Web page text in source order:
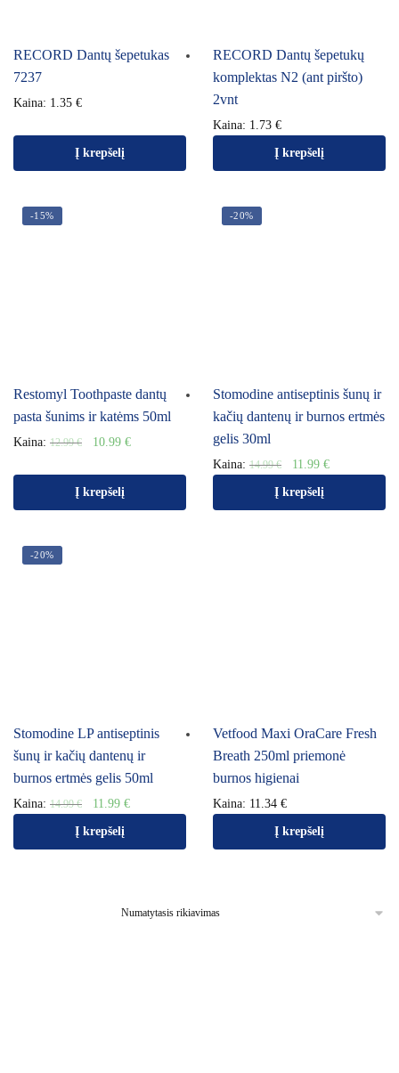
RECORD Dantų šepetukas
7237
Kaina: 1.35 €
Į krepšelį
RECORD Dantų šepetukų
komplektas N2 (ant piršto)
2vnt
Kaina: 1.73 €
Į krepšelį
-15%
Restomyl Toothpaste dantų
pasta šunims ir katėms 50ml
Kaina: 12.99€ 10.99 €
Į krepšelį
-20%
Stomodine antiseptinis šunų ir
kačių dantenų ir burnos ertmės
gelis 30ml
Kaina: 14.99€ 11.99 €
Į krepšelį
-20%
Stomodine LP antiseptinis
šunų ir kačių dantenų ir
burnos ertmės gelis 50ml
Kaina: 14.99€ 11.99 €
Į krepšelį
Vetfood Maxi OraCare Fresh
Breath 250ml priemonė
burnos higienai
Kaina: 11.34 €
Į krepšelį